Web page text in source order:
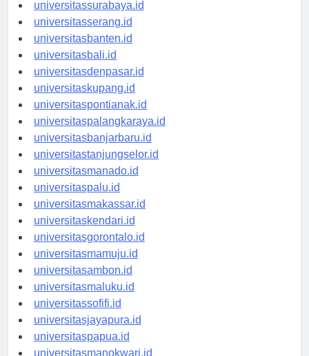
universitassurabaya.id
universitasserang.id
universitasbanten.id
universitasbali.id
universitasdenpasar.id
universitaskupang.id
universitaspontianak.id
universitaspalangkaraya.id
universitasbanjarbaru.id
universitastanjungselor.id
universitasmanado.id
universitaspalu.id
universitasmakassar.id
universitaskendari.id
universitasgorontalo.id
universitasmamuju.id
universitasambon.id
universitasmaluku.id
universitassofifi.id
universitasjayapura.id
universitaspapua.id